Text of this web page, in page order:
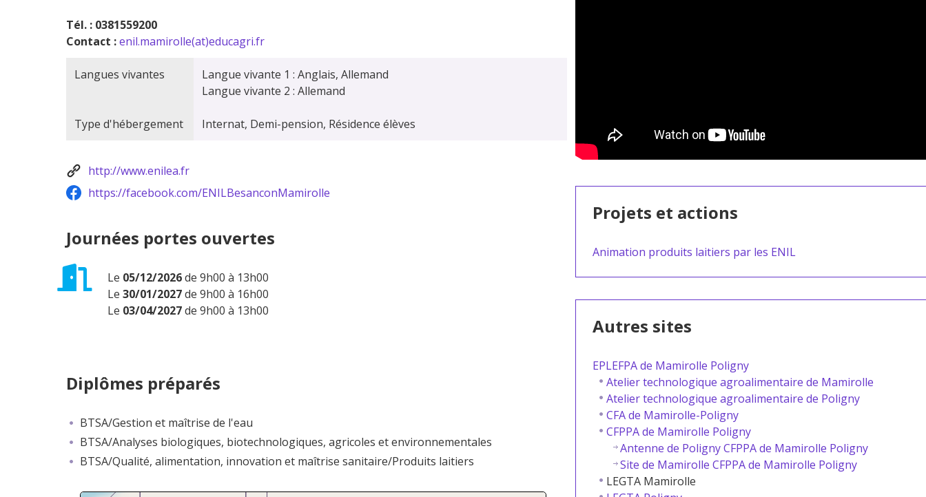
Tél. : 0381559200
Contact :enil.mamirolle(at)educagri.fr
Langues vivantes
Langue vivante 1 : Anglais, Allemand
Langue vivante 2 : Allemand
Type d'hébergement Internat, Demi-pension, Résidence élèves
http://www.enilea.fr
https://facebook.com/ENILBesanconMamirolle
Journées portes ouvertes
Le 05/12/2026de 9h00 à 13h00
Le 30/01/2027de 9h00 à 16h00
Le 03/04/2027de 9h00 à 13h00
Diplômes préparés
BTSA/Gestion et maîtrise de l'eau
BTSA/Analyses biologiques, biotechnologiques, agricoles et environnementales
BTSA/Qualité, alimentation, innovation et maîtrise sanitaire/Produits laitiers
Projets et actions
Animation produits laitiers par les ENIL
Autres sites
EPLEFPA de Mamirolle Poligny
Atelier technologique agroalimentaire de Mamirolle
Atelier technologique agroalimentaire de Poligny
CFA de Mamirolle-Poligny
CFPPA de Mamirolle Poligny
Antenne de Poligny CFPPA de Mamirolle Poligny
Site de Mamirolle CFPPA de Mamirolle Poligny
LEGTA Mamirolle